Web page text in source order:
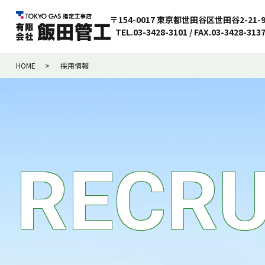
〒154-0017 東京都世田谷区世田谷2-21-9
TEL.03-3428-3101 / FAX.03-3428-3137
HOME 採用情報
RECR